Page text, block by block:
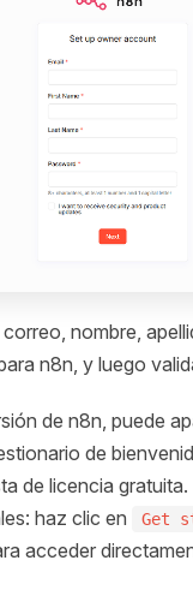
nombre,
n8n, y luego
de n8n, puede
de
de licencia
haz clic en
Get
acceder